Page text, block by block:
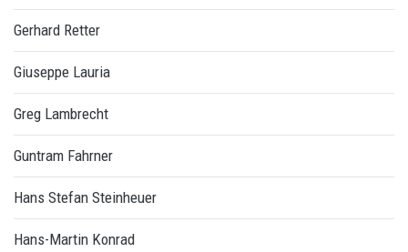
Gerhard Retter
Giuseppe Lauria
Greg Lambrecht
Guntram Fahrner
Hans Stefan Steinheuer
Hans-Martin Konrad